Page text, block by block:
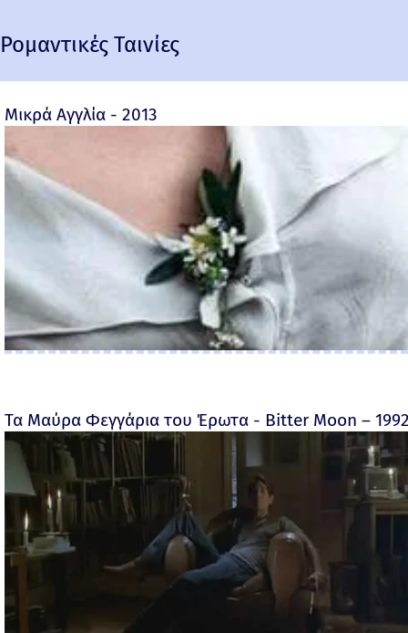
Ρομαντικές Ταινίες
Μικρά Αγγλία - 2013
Τα Μαύρα Φεγγάρια του Έρωτα - Bitter Moon –